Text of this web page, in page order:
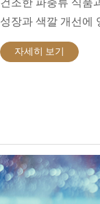
건조한 파충류 식품
성장과 색깔 개선에
자세히 보기